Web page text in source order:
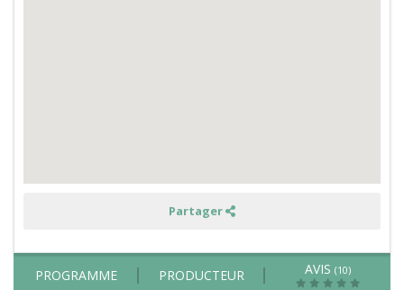
PROGRAMME PRODUCTEUR AVIS (10)
Partager